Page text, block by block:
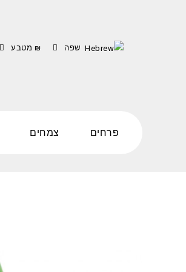
שפה ₪ מטבע
פרחים צמחים